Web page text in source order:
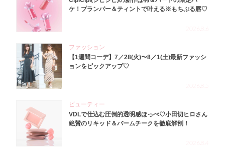
ケ！プランパー＆ティントで叶える※もちぷる唇♡
ファッション
【1週間コーデ】7／28(火)〜8／1(土)最新ファッシ
ョンをピックアップ♡
ビューティー
VDLで仕込む圧倒的透明感ほっぺ♡小田切ヒロさん
絶賛のリキッド＆バームチークを徹底解剖！